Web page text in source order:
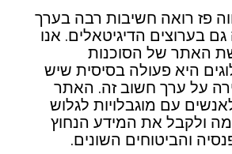
וחיסכון למשפחה
ומעסיקים
נגישות
פז רואה חשיבות רבה בערך
גם בערוצים הדיגיטאלים. אנו
האתר של הסוכנות
היא פעולה בסיסית שיש
על ערך חשוב זה. האתר
עם מוגבלויות לגלוש
ולקבל את המידע הנחוץ
והביטוחים השונים.